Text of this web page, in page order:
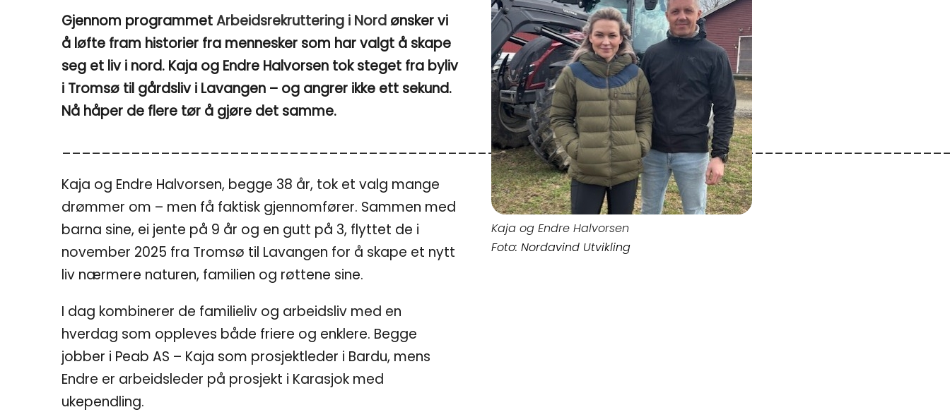
Gjennom programmetArbeidsrekruttering i Nordønsker vi
å løfte fram historier fra mennesker som har valgt å skape
seg et liv i nord. Kaja og Endre Halvorsen tok steget fra byliv
i Tromsø til gårdsliv i Lavangen – og angrer ikke ett sekund.
Nå håper de flere tør å gjøre det samme.
Kaja og Endre Halvorsen, begge 38 år, tok et valg mange
drømmer om – men få faktisk gjennomfører. Sammen med
barna sine, ei jente på 9 år og en gutt på 3, flyttet de i
november 2025 fra Tromsø til Lavangen for å skape et nytt
liv nærmere naturen, familien og røttene sine.
I dag kombinerer de familieliv og arbeidsliv med en
hverdag som oppleves både friere og enklere. Begge
jobber i Peab AS – Kaja som prosjektleder i Bardu, mens
Endre er arbeidsleder på prosjekt i Karasjok med
ukependling.
Kaja og Endre Halvorsen
Foto: Nordavind Utvikling